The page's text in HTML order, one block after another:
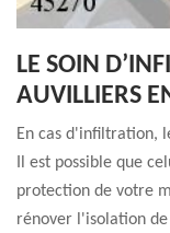
LE SOIN
AUVILLIERS
En cas d'infiltration,
Il est possible que
protection de votre
rénover l'isolation